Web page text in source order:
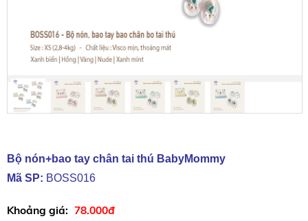
Bộ nón+bao tay chân tai thú BabyMommy
Mã SP: BOSS016
78.000đ